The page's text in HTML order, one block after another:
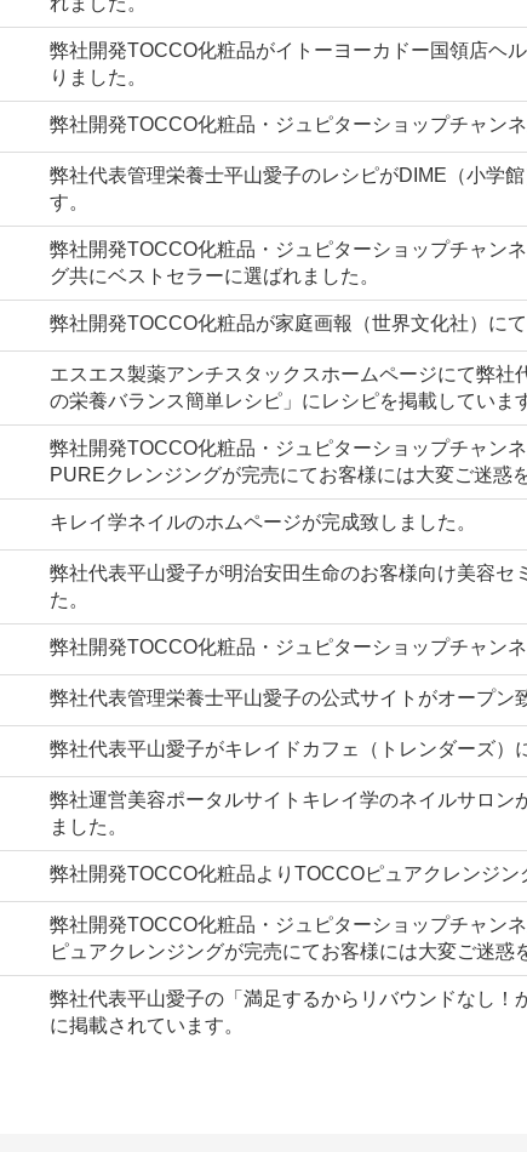
弊社開発TOCCO化粧品がイトーヨーカドー国領店ヘ
りました。
弊社開発TOCCO化粧品・ジュピターショップチャン
弊社代表管理栄養士平山愛子のレシピがDIME（小学
す。
弊社開発TOCCO化粧品・ジュピターショップチャン
グ共にベストセラーに選ばれました。
弊社開発TOCCO化粧品が家庭画報（世界文化社）に
エスエス製薬アンチスタックスホームページにて弊
の栄養バランス簡単レシピ」にレシピを掲載していま
弊社開発TOCCO化粧品・ジュピターショップチャン
PUREクレンジングが完売にてお客様には大変ご迷惑
キレイ学ネイルのホムページが完成致しました。
弊社代表平山愛子が明治安田生命のお客様向け美容セ
た。
弊社開発TOCCO化粧品・ジュピターショップチャン
弊社代表管理栄養士平山愛子の公式サイトがオープン
弊社代表平山愛子がキレイドカフェ（トレンダーズ）
弊社運営美容ポータルサイトキレイ学のネイルサロン
ました。
弊社開発TOCCO化粧品よりTOCCOピュアクレンジン
弊社開発TOCCO化粧品・ジュピターショップチャン
ピュアクレンジングが完売にてお客様には大変ご迷惑
弊社代表平山愛子の「満足するからリバウンドなし！
に掲載されています。